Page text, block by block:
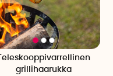
Teleskooppivarrellinen
grillihaarukka